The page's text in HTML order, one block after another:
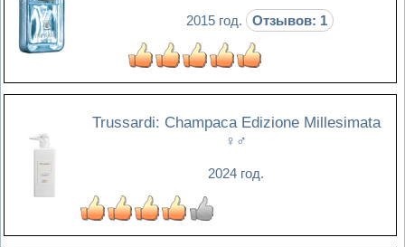
2015 год. Отзывов: 1
Trussardi: Champaca Edizione Millesimata
♀♂
2024 год.